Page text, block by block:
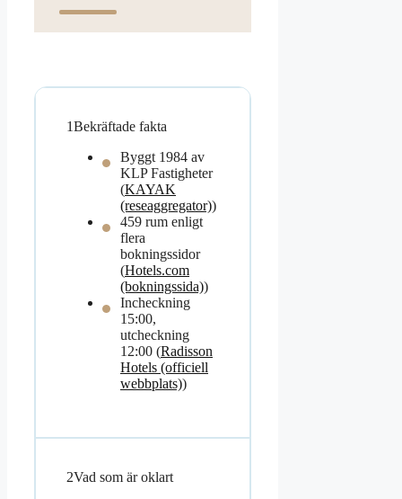
1Bekräftade fakta
Byggt 1984 av
KLP Fastigheter
(KAYAK
(reseaggregator))
459 rum enligt
flera
bokningssidor
(Hotels.com
(bokningssida))
Incheckning
15:00,
utcheckning
12:00 (Radisson
Hotels (officiell
webbplats))
2Vad som är oklart